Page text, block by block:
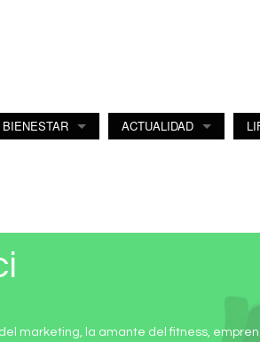
BIENESTAR ACTUALIDAD
marketing, la amante del fitness,